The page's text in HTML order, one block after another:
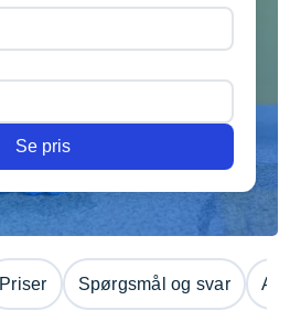
Se pris
Priser Spørgsmål og svar